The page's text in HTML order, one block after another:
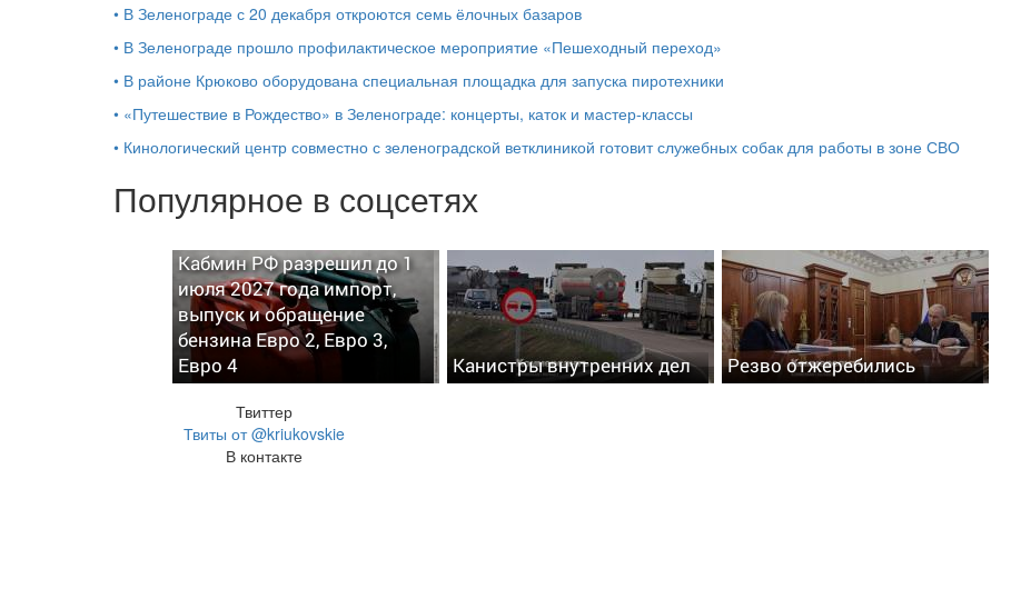
• В Зеленограде с 20 декабря откроются семь ёлочных базаров
• В Зеленограде прошло профилактическое мероприятие «Пешеходный переход»
• В районе Крюково оборудована специальная площадка для запуска пиротехники
• «Путешествие в Рождество» в Зеленограде: концерты, каток и мастер‑классы
• Кинологический центр совместно с зеленоградской ветклиникой готовит служебных собак для работы в зоне СВО
Популярное в соцсетях
Кабмин РФ разрешил до 1
июля 2027 года импорт,
выпуск и обращение
бензина Евро 2, Евро 3,
Евро 4
Канистры внутренних дел Резво отжеребились
Твиттер
Твиты от @kriukovskie
В контакте